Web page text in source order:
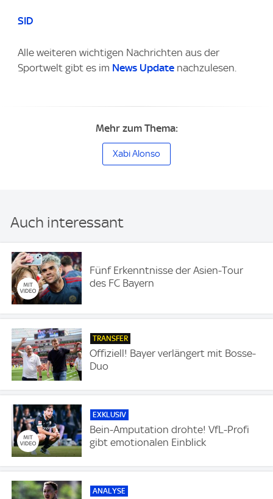
SID
Alle weiteren wichtigen Nachrichten aus der
Sportwelt gibt es im News Update nachzulesen.
Mehr zum Thema:
Xabi Alonso
Auch interessant
Fünf Erkenntnisse der Asien-Tour
des FC Bayern
TRANSFER
Offiziell! Bayer verlängert mit Bosse-
Duo
EXKLUSIV
Bein-Amputation drohte! VfL-Profi
gibt emotionalen Einblick
ANALYSE